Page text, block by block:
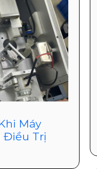
Máy
Điều Trị